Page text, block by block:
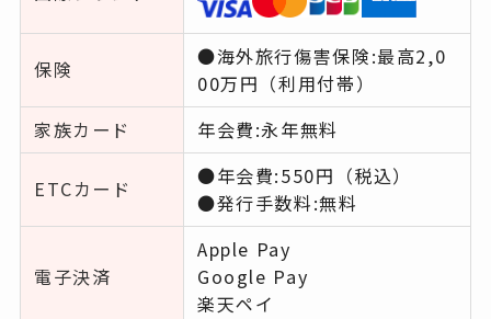
保険
●海外旅行傷害保険:最高2,0
00万円（利用付帯）
家族カード
年会費:永年無料
ETCカード
●年会費:550円（税込）
●発行手数料:無料
電子決済
Apple Pay
Google Pay
楽天ペイ